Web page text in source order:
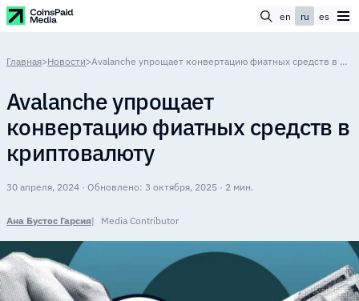
en ru es
Главная>Новости> Avalanche упрощает конвертацию фиатных средств в криптовалюту
Avalanche упрощает
конвертацию фиатных средств в
криптовалюту
30 апреля, 2024 · Обновлено: 3 октября, 2025 · 2 мин.
Ана Бустос Гарсия Media Contributor